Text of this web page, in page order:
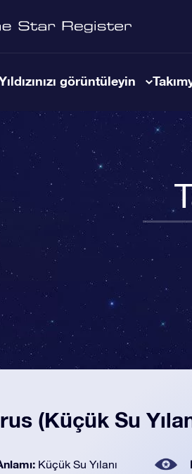
görüntüleyin
(Küçük Su
Küçük Su Yılanı